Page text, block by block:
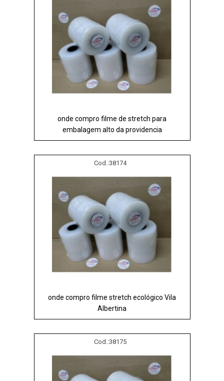
onde compro filme de stretch para
embalagem alto da providencia
Cod.:38174
onde compro filme stretch ecológico Vila
Albertina
Cod.:38175